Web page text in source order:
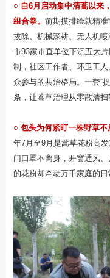
○ 自6月启动集中清蒿以来
组合拳。 前期摸排绘就精准
拔除、机械深耕、无人机
市93家市直单位下沉五大
制，社区工作者、环卫工
众参与的共治格局。一套“
条，让蒿草治理从零散清扫
○ 包头为何紧盯一株野草不
年7月至9月是蒿草花粉高
门口罩不离身，开窗通风
的花粉却牵动万千家庭的